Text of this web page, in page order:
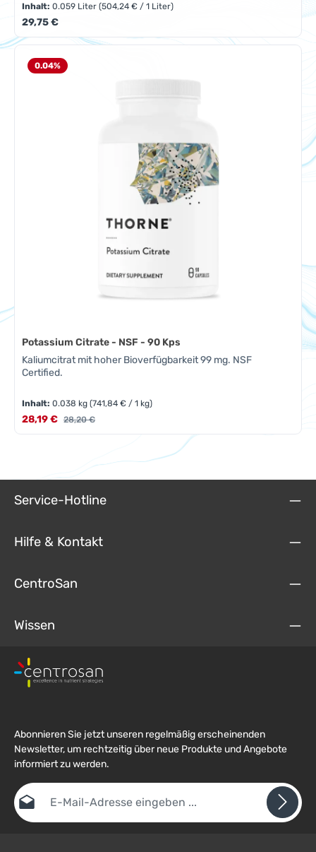
Inhalt:0.059 Liter(504,24 € / 1 Liter)
Regulärer Preis:
29,75 €
0.04%
Potassium Citrate - NSF - 90 Kps
Kaliumcitrat mit hoher Bioverfügbarkeit 99 mg. NSF
Certified.
Inhalt:0.038 kg(741,84 € / 1 kg)
Verkaufspreis:
28,19 € Regulärer Preis:
28,20 €
Service-Hotline
Hilfe & Kontakt
CentroSan
Wissen
Abonnieren Sie jetzt unseren regelmäßig erscheinenden
Newsletter, um rechtzeitig über neue Produkte und Angebote
informiert zu werden.
E-Mail-Adresse*